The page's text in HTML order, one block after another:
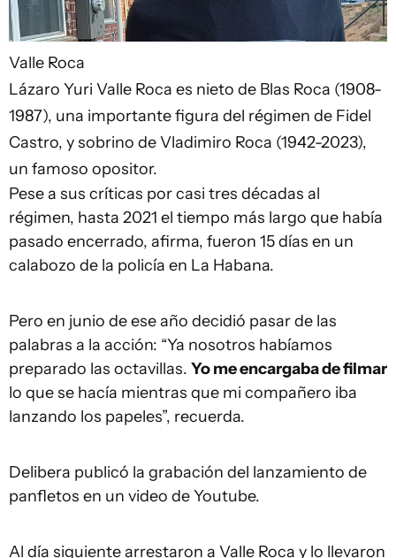
Valle Roca
Lázaro Yuri Valle Roca es nieto de Blas Roca (1908-
1987), una importante figura del régimen de Fidel
Castro, y sobrino de Vladimiro Roca (1942-2023),
un famoso opositor.
Pese a sus críticas por casi tres décadas al
régimen, hasta 2021 el tiempo más largo que había
pasado encerrado, afirma, fueron 15 días en un
calabozo de la policía en La Habana.
Pero en junio de ese año decidió pasar de las
palabras a la acción: “Ya nosotros habíamos
preparado las octavillas. Yo me encargaba de filmar
lo que se hacía mientras que mi compañero iba
lanzando los papeles”, recuerda.
Delibera publicó la grabación del lanzamiento de
panfletos en un video de Youtube.
Al día siguiente arrestaron a Valle Roca y lo llevaron